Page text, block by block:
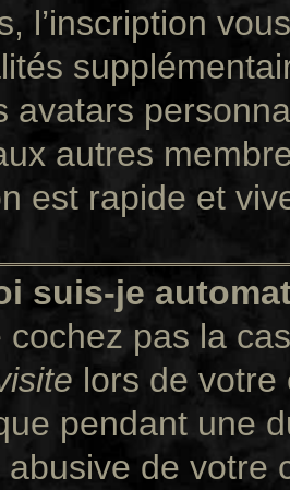
l’inscription
avatars
autres
est rapide et
suis-je
cochez pas la
lors de votre
pendant une
abusive de